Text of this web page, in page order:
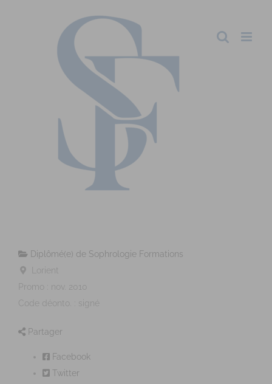
Diplômé(e) de Sophrologie Formations
Lorient
Promo : nov. 2010
Code déonto. : signé
Partager
Facebook
Twitter